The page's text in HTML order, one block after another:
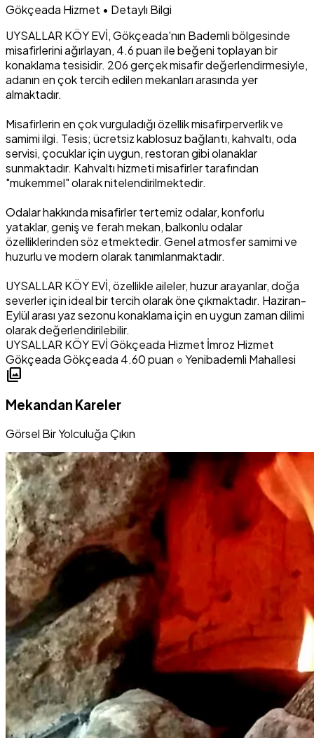
Gökçeada Hizmet • Detaylı Bilgi
UYSALLAR KÖY EVİ, Gökçeada'nın Bademli bölgesinde
misafirlerini ağırlayan, 4.6 puan ile beğeni toplayan bir
konaklama tesisidir. 206 gerçek misafir değerlendirmesiyle,
adanın en çok tercih edilen mekanları arasında yer
almaktadır.
Misafirlerin en çok vurguladığı özellik misafirperverlik ve
samimi ilgi. Tesis; ücretsiz kablosuz bağlantı, kahvaltı, oda
servisi, çocuklar için uygun, restoran gibi olanaklar
sunmaktadır. Kahvaltı hizmeti misafirler tarafından
"mukemmel" olarak nitelendirilmektedir.
Odalar hakkında misafirler tertemiz odalar, konforlu
yataklar, geniş ve ferah mekan, balkonlu odalar
özelliklerinden söz etmektedir. Genel atmosfer samimi ve
huzurlu ve modern olarak tanımlanmaktadır.
UYSALLAR KÖY EVİ, özellikle aileler, huzur arayanlar, doğa
severler için ideal bir tercih olarak öne çıkmaktadır. Haziran-
Eylül arası yaz sezonu konaklama için en uygun zaman dilimi
olarak değerlendirilebilir.
UYSALLAR KÖY EVİGökçeada Hizmet İmroz Hizmet
Gökçeada Gökçeada 4.60 puan location_on Yenibademli Mahallesi
photo_library
Mekandan Kareler
Görsel Bir Yolculuğa Çıkın